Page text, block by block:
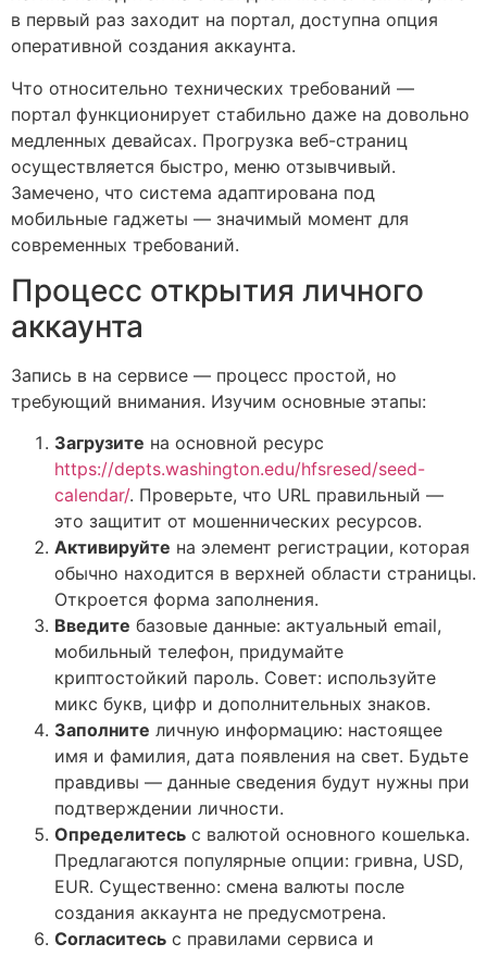
в первый раз заходит на портал, доступна опция
оперативной создания аккаунта.
Что относительно технических требований —
портал функционирует стабильно даже на довольно
медленных девайсах. Прогрузка веб-страниц
осуществляется быстро, меню отзывчивый.
Замечено, что система адаптирована под
мобильные гаджеты — значимый момент для
современных требований.
Процесс открытия личного
аккаунта
Запись в на сервисе — процесс простой, но
требующий внимания. Изучим основные этапы:
Загрузите на основной ресурс
https://depts.washington.edu/hfsresed/seed-
calendar/. Проверьте, что URL правильный —
это защитит от мошеннических ресурсов.
Активируйте на элемент регистрации, которая
обычно находится в верхней области страницы.
Откроется форма заполнения.
Введите базовые данные: актуальный email,
мобильный телефон, придумайте
криптостойкий пароль. Совет: используйте
микс букв, цифр и дополнительных знаков.
Заполните личную информацию: настоящее
имя и фамилия, дата появления на свет. Будьте
правдивы — данные сведения будут нужны при
подтверждении личности.
Определитесь с валютой основного кошелька.
Предлагаются популярные опции: гривна, USD,
EUR. Существенно: смена валюты после
создания аккаунта не предусмотрена.
Согласитесь с правилами сервиса и